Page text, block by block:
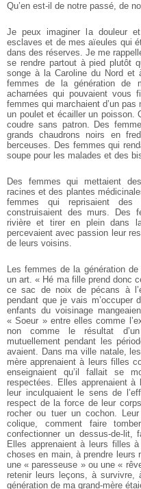
Qu’en est-il de notre passé, de
Je peux imaginer la douleur
esclaves et de mes aïeules qui
dans des réserves. Je me
se rendre partout à pied plutôt
songe à la Caroline du Nord et
femmes de la génération de
acharnées qui pouvaient vous
femmes qui marchaient d’un
un poulet et écailler un poisson.
coudre sans patron. Des
grands chaudrons noirs en
berceuses. Des femmes qui
soupe pour les malades et des
Des femmes qui mettaient
racines et des plantes
femmes qui reprisaient
construisaient des murs. Des
rivière et tirer en plein dans
percevaient avec passion leur
de leurs voisins.
Les femmes de la génération
un art. « Hé ma fille prend donc
ce sac de noix de pécans à
pendant que je vais
enfants du voisinage
« Soeur » entre elles comme
non comme le résultat
mutuellement pendant les
avaient. Dans ma ville natale,
mère apprenaient à leurs filles
enseignaient qu’il fallait se
respectées. Elles apprenaient
leur inculquaient le sens de
respect de la force de leur
rocher ou tuer un cochon.
colique, comment faire
confectionner un dessus-de-lit,
Elles apprenaient à leurs filles
choses en main, à prendre leurs
une « paresseuse » ou une «
retenir leurs leçons, à
génération de ma grand-mère